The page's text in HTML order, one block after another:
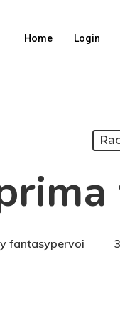
Home Login
fantasypervoi